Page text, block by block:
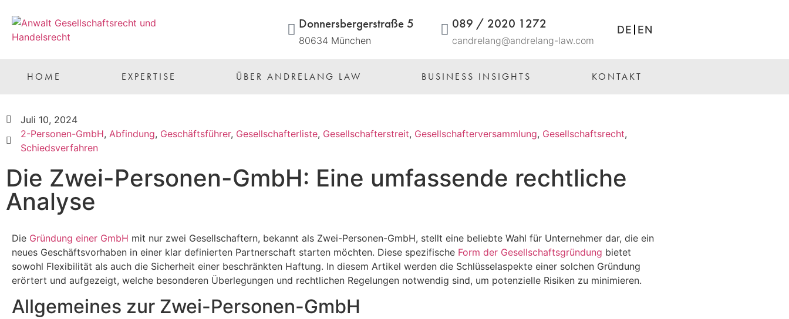
Donnersbergerstraße 5
80634 München
089 / 2020 1272
candrelang@andrelang-law.com
DE EN
HOME EXPERTISE ÜBER ANDRELANG LAW BUSINESS INSIGHTS KONTAKT
Juli 10, 2024
2-Personen-GmbH, Abfindung, Geschäftsführer, Gesellschafterliste, Gesellschafterstreit, Gesellschafterversammlung, Gesellschaftsrecht,
Schiedsverfahren
Die Zwei-Personen-GmbH: Eine umfassende rechtliche
Analyse
Die Gründung einer GmbH mit nur zwei Gesellschaftern, bekannt als Zwei-Personen-GmbH, stellt eine beliebte Wahl für Unternehmer dar, die ein
neues Geschäftsvorhaben in einer klar definierten Partnerschaft starten möchten. Diese spezifische Form der Gesellschaftsgründung bietet
sowohl Flexibilität als auch die Sicherheit einer beschränkten Haftung. In diesem Artikel werden die Schlüsselaspekte einer solchen Gründung
erörtert und aufgezeigt, welche besonderen Überlegungen und rechtlichen Regelungen notwendig sind, um potenzielle Risiken zu minimieren.
Allgemeines zur Zwei-Personen-GmbH